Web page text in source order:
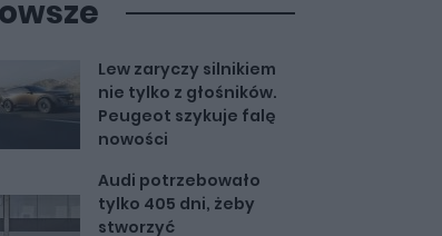
Lew zaryczy silnikiem
nie tylko z głośników.
Peugeot szykuje falę
nowości
Audi potrzebowało
tylko 405 dni, żeby
stworzyć